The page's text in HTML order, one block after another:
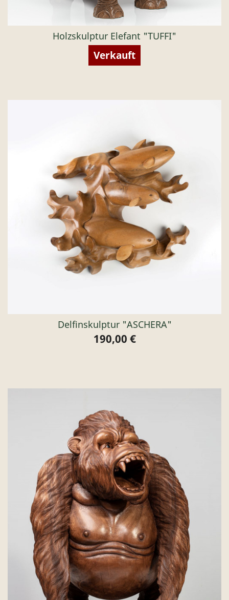
Holzskulptur Elefant "TUFFI"
Verkauft
Delfinskulptur "ASCHERA"
Preis
190,00 €